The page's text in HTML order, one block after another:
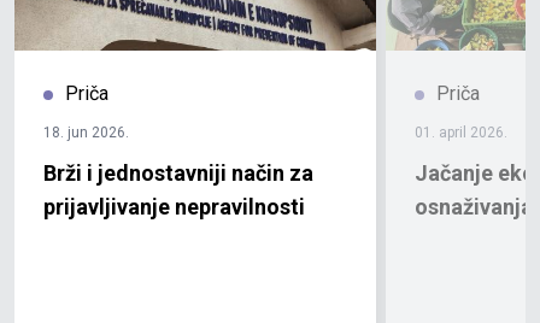
Priča
18. jun 2026.
Brži i jednostavniji način za
prijavljivanje nepravilnosti
Priča
01. april 2026.
Jačanje
osnaživanja